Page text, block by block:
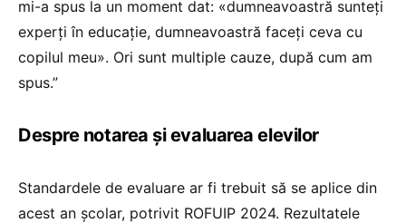
mi-a spus la un moment dat: «dumneavoastră sunteți
experți în educație, dumneavoastră faceți ceva cu
copilul meu». Ori sunt multiple cauze, după cum am
spus.”
Despre notarea și evaluarea elevilor
Standardele de evaluare ar fi trebuit să se aplice din
acest an școlar, potrivit ROFUIP 2024. Rezultatele